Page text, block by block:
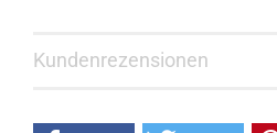
Kundenrezensionen